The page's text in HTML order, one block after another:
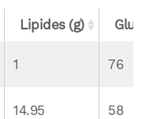
Lipides (g)
1 76
14.95 58